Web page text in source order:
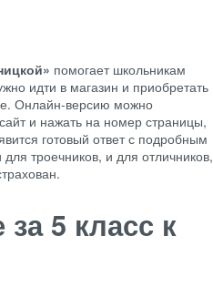
помогает школьникам
идти в магазин и приобретать
Онлайн-версию можно
и нажать на номер страницы,
готовый ответ с подробным
троечников, и для отличников,
5 класс к